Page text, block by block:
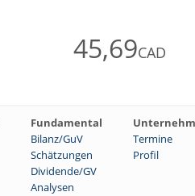
45,69CAD
Fundamental
Bilanz/GuV Termine
Schätzungen Profil
Dividende/GV
Analysen